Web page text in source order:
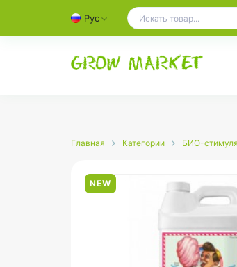
Рус
Главная Категории БИО-
NEW